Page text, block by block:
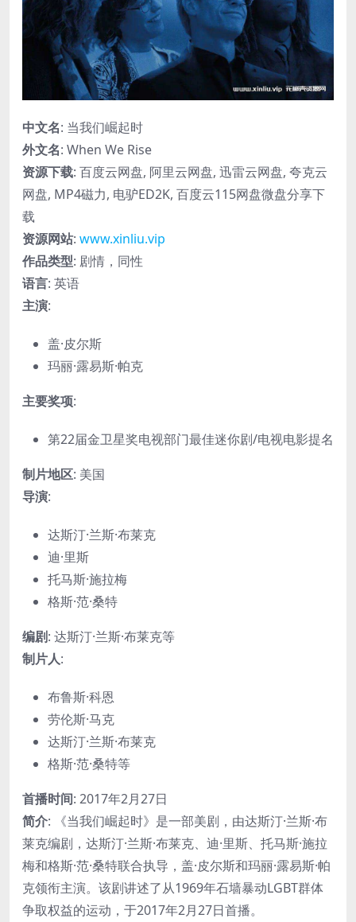
中文名: 当我们崛起时
外文名: When We Rise
资源下载: 百度云网盘, 阿里云网盘, 迅雷云网盘, 夸克云
网盘, MP4磁力, 电驴ED2K, 百度云115网盘微盘分享下
载
资源网站: www.xinliu.vip
作品类型: 剧情，同性
语言: 英语
主演:
盖·皮尔斯
玛丽·露易斯·帕克
主要奖项:
第22届金卫星奖电视部门最佳迷你剧/电视电影提名
制片地区: 美国
导演:
达斯汀·兰斯·布莱克
迪·里斯
托马斯·施拉梅
格斯·范·桑特
编剧: 达斯汀·兰斯·布莱克等
制片人:
布鲁斯·科恩
劳伦斯·马克
达斯汀·兰斯·布莱克
格斯·范·桑特等
首播时间: 2017年2月27日
简介: 《当我们崛起时》是一部美剧，由达斯汀·兰斯·布
莱克编剧，达斯汀·兰斯·布莱克、迪·里斯、托马斯·施拉
梅和格斯·范·桑特联合执导，盖·皮尔斯和玛丽·露易斯·帕
克领衔主演。该剧讲述了从1969年石墙暴动LGBT群体
争取权益的运动，于2017年2月27日首播。